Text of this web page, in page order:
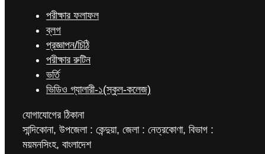
পরীক্ষার ফলাফল
ব্লগ
প্রজ্ঞাপন/চিঠি
পরীক্ষার রুটিন
ভর্তি
ভিডিও গ্যালারী-১(স্কুল-কলেজ)
যোগাযোগের ঠিকানা
সান্দিকোনা, উপজেলা : কেন্দুয়া, জেলা : নেত্রকোণা, বিভাগ :
ময়মনসিংহ, বাংলাদেশ